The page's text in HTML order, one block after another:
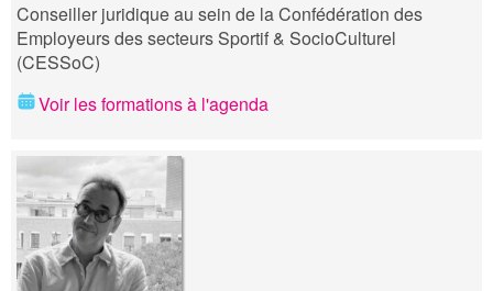
Conseiller juridique au sein de la Confédération des
Employeurs des secteurs Sportif & SocioCulturel
(CESSoC)
Voir les formations à l'agenda